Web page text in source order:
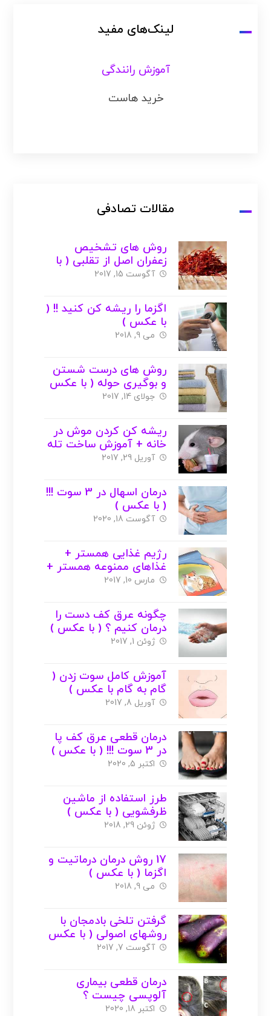
لینک‌های مفید
آموزش رانندگی
خرید هاست
مقالات تصادفی
روش های تشخیص
زعفران اصل از تقلبی ( با
عکس )
آگوست 15, 2017
اگزما را ریشه کن کنید !! (
با عکس )
می 9, 2018
روش های درست شستن
و بوگیری حوله ( با عکس
)
جولای 14, 2017
ریشه کن کردن موش در
خانه + آموزش ساخت تله
( با عکس )
آوریل 29, 2017
درمان اسهال در 3 سوت !!!
( با عکس )
آگوست 18, 2020
رژیم غذایی همستر +
غذاهای ممنوعه همستر +
لیست غذا
مارس 10, 2017
چگونه عرق کف دست را
درمان کنیم ؟ ( با عکس )
ژوئن 1, 2017
آموزش کامل سوت زدن (
گام به گام با عکس )
آوریل 8, 2017
درمان قطعی عرق کف پا
در 3 سوت !!! ( با عکس )
اکتبر 5, 2020
طرز استفاده از ماشین
ظرفشویی ( با عکس )
ژوئن 29, 2018
17 روش درمان درماتیت و
اگزما ( با عکس )
می 9, 2018
گرفتن تلخی بادمجان با
روشهای اصولی ( با عکس
)
آگوست 7, 2017
درمان قطعی بیماری
آلوپسی چیست ؟
اکتبر 18, 2020